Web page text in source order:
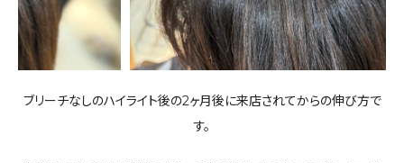
ブリーチなしのハイライト後の2ヶ月後に来店されてからの伸び方で
す。